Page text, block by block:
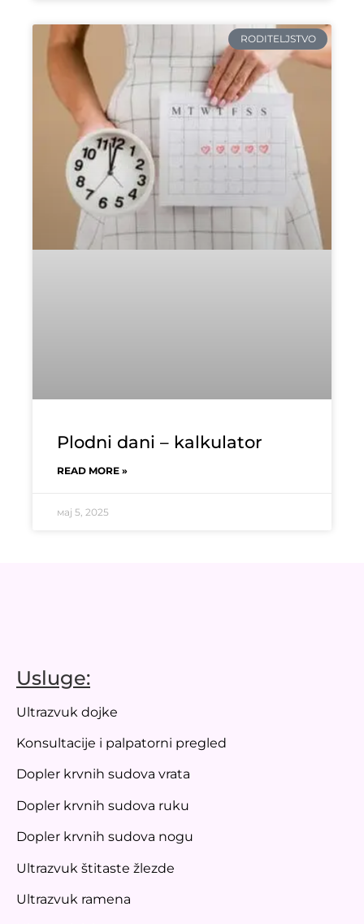
RODITELJSTVO
Plodni dani – kalkulator
READ MORE »
мај 5, 2025
Usluge:
Ultrazvuk dojke
Konsultacije i palpatorni pregled
Dopler krvnih sudova vrata
Dopler krvnih sudova ruku
Dopler krvnih sudova nogu
Ultrazvuk štitaste žlezde
Ultrazvuk ramena